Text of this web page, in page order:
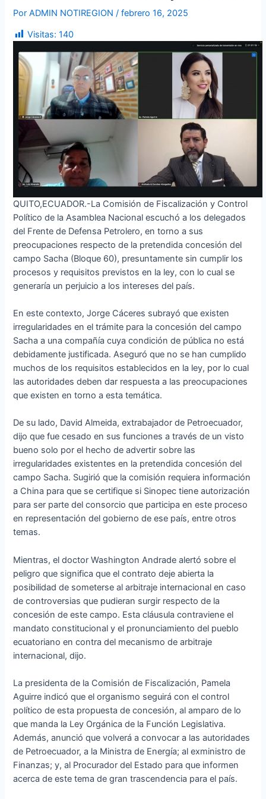
PorADMIN NOTIREGION/febrero 16, 2025
Visitas: 140
QUITO,ECUADOR.-La Comisión de Fiscalización y Control
Político de la Asamblea Nacional escuchó a los delegados
del Frente de Defensa Petrolero, en torno a sus
preocupaciones respecto de la pretendida concesión del
campo Sacha (Bloque 60), presuntamente sin cumplir los
procesos y requisitos previstos en la ley, con lo cual se
generaría un perjuicio a los intereses del país.
En este contexto, Jorge Cáceres subrayó que existen
irregularidades en el trámite para la concesión del campo
Sacha a una compañía cuya condición de pública no está
debidamente justificada. Aseguró que no se han cumplido
muchos de los requisitos establecidos en la ley, por lo cual
las autoridades deben dar respuesta a las preocupaciones
que existen en torno a esta temática.
De su lado, David Almeida, extrabajador de Petroecuador,
dijo que fue cesado en sus funciones a través de un visto
bueno solo por el hecho de advertir sobre las
irregularidades existentes en la pretendida concesión del
campo Sacha. Sugirió que la comisión requiera información
a China para que se certifique si Sinopec tiene autorización
para ser parte del consorcio que participa en este proceso
en representación del gobierno de ese país, entre otros
temas.
Mientras, el doctor Washington Andrade alertó sobre el
peligro que significa que el contrato deje abierta la
posibilidad de someterse al arbitraje internacional en caso
de controversias que pudieran surgir respecto de la
concesión de este campo. Esta cláusula contraviene el
mandato constitucional y el pronunciamiento del pueblo
ecuatoriano en contra del mecanismo de arbitraje
internacional, dijo.
La presidenta de la Comisión de Fiscalización, Pamela
Aguirre indicó que el organismo seguirá con el control
político de esta propuesta de concesión, al amparo de lo
que manda la Ley Orgánica de la Función Legislativa.
Además, anunció que volverá a convocar a las autoridades
de Petroecuador, a la Ministra de Energía; al exministro de
Finanzas; y, al Procurador del Estado para que informen
acerca de este tema de gran trascendencia para el país.